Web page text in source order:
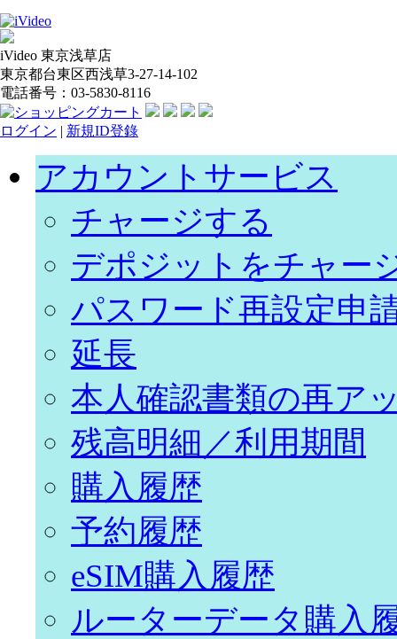
iVideo 東京浅草店
東京都台東区西浅草3-27-14-102
電話番号：03-5830-8116
ログイン | 新規ID登錄
アカウントサービス
チャージする
デポジットをチャー
パスワード再設定申
延長
本人確認書類の再ア
残高明細／利用期間
購入履歴
予約履歴
eSIM購入履歴
ルーターデータ購入